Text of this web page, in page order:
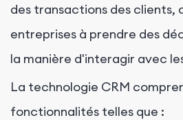
des transactions des clients,
entreprises à prendre des
la manière d'interagir avec
La technologie CRM
fonctionnalités telles que :